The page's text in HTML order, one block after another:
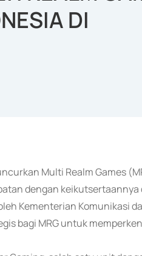
DI
Multi Realm Games
dengan keikutsertaannya
Kementerian Komunikasi
bagi MRG untuk